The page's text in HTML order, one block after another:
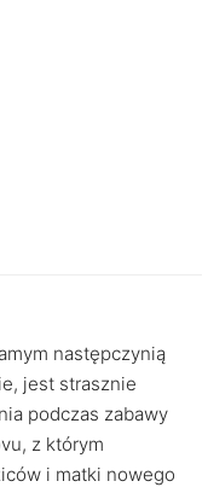
następczynią
jest strasznie
podczas zabawy
z którym
i matki nowego